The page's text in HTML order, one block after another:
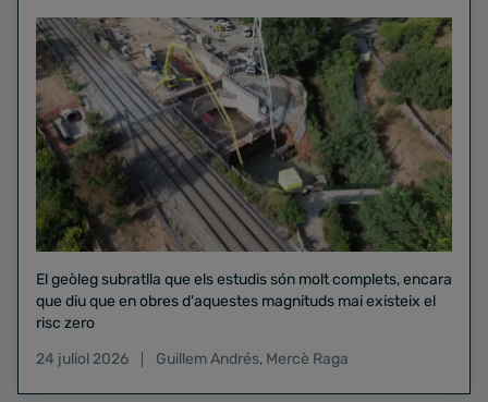
El geòleg subratlla que els estudis són molt complets, encara
que diu que en obres d'aquestes magnituds mai existeix el
risc zero
24 juliol 2026
Guillem Andrés, Mercè Raga